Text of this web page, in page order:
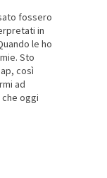
fossero
in
le ho
Sto
così
ad
oggi